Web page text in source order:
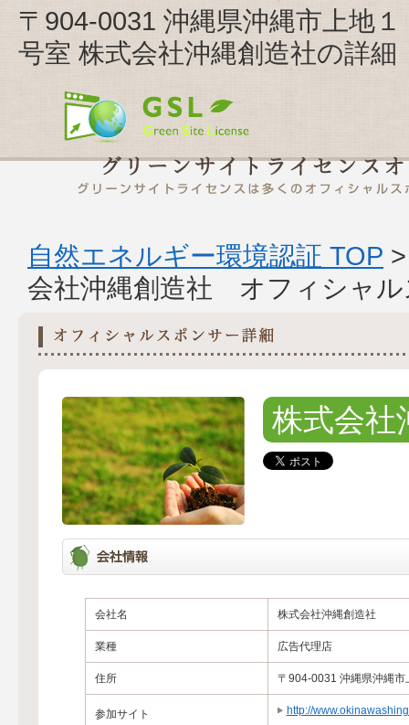
〒904-0031 沖縄県沖縄市上地
号室 株式会社沖縄創造社の詳細
自然エネルギー環境認証 TOP
会社沖縄創造社 オフィシャル
株式会社
会社名 株式会社沖縄創造社
業種 広告代理店
住所 〒904-0031 沖縄県沖縄
参加サイト http://